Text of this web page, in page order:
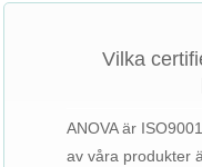
Vilka
ANOVA är
av våra produkter